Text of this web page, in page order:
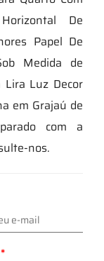
De
Papel De
Medida de
Lira Luz Decor
em Grajaú de
com a
nos.
*